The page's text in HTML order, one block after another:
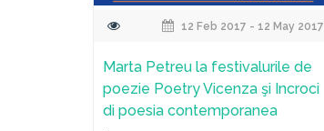
12 Feb 2017 - 12 May 2017
Marta Petreu la festivalurile de
poezie Poetry Vicenza şi Incroci
di poesia contemporanea